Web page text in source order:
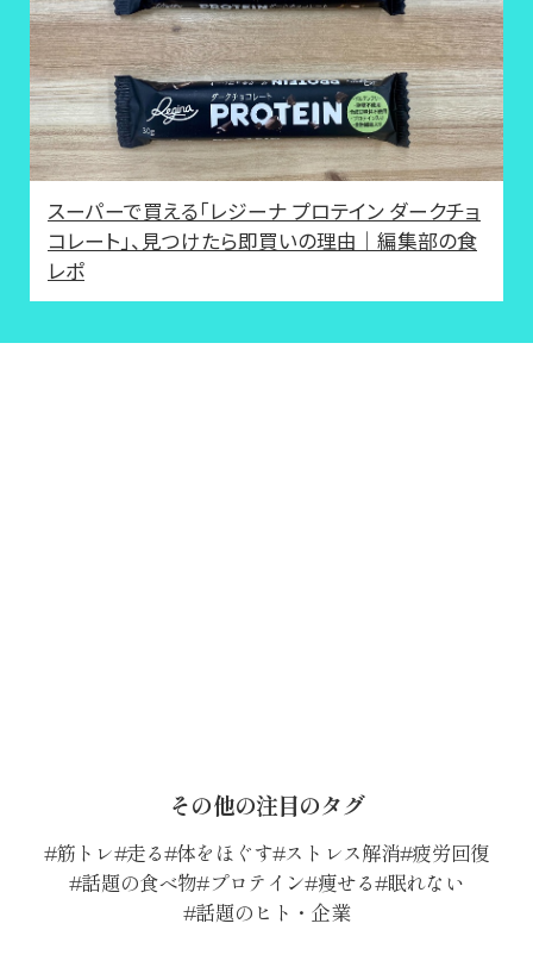
スーパーで買える「レジーナ プロテイン ダークチョ
コレート」、見つけたら即買いの理由｜編集部の食
レポ
その他の注目のタグ
筋トレ 走る 体をほぐす ストレス解消 疲労回復
話題の食べ物 プロテイン 痩せる 眠れない
話題のヒト・企業